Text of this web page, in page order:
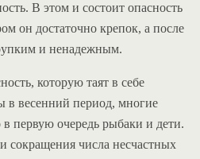
В этом и состоит опасность
он достаточно крепок, а после
и ненадежным.
которую таят в себе
в весенний период, многие
первую очередь рыбаки и дети.
сокращения числа несчастных